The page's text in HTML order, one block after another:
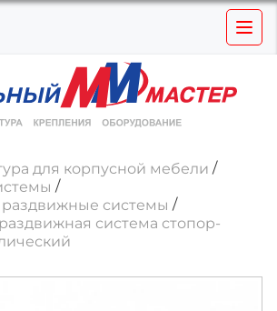
для корпусной мебели
системы
система стопор-